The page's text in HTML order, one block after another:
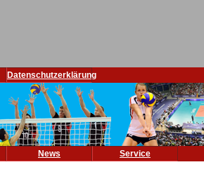
Datenschutzerklärung
News
Service